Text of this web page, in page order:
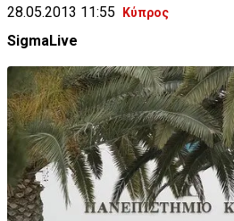
28.05.2013 11:55 Κύπρος
SigmaLive